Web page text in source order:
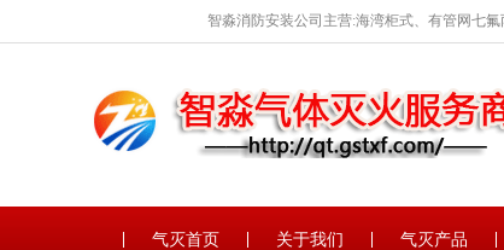
智淼消防安装公司主营:海湾柜式、有管网七
气灭首页 关于我们 气灭产品